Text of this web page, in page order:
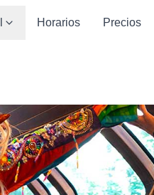
Horarios Precios